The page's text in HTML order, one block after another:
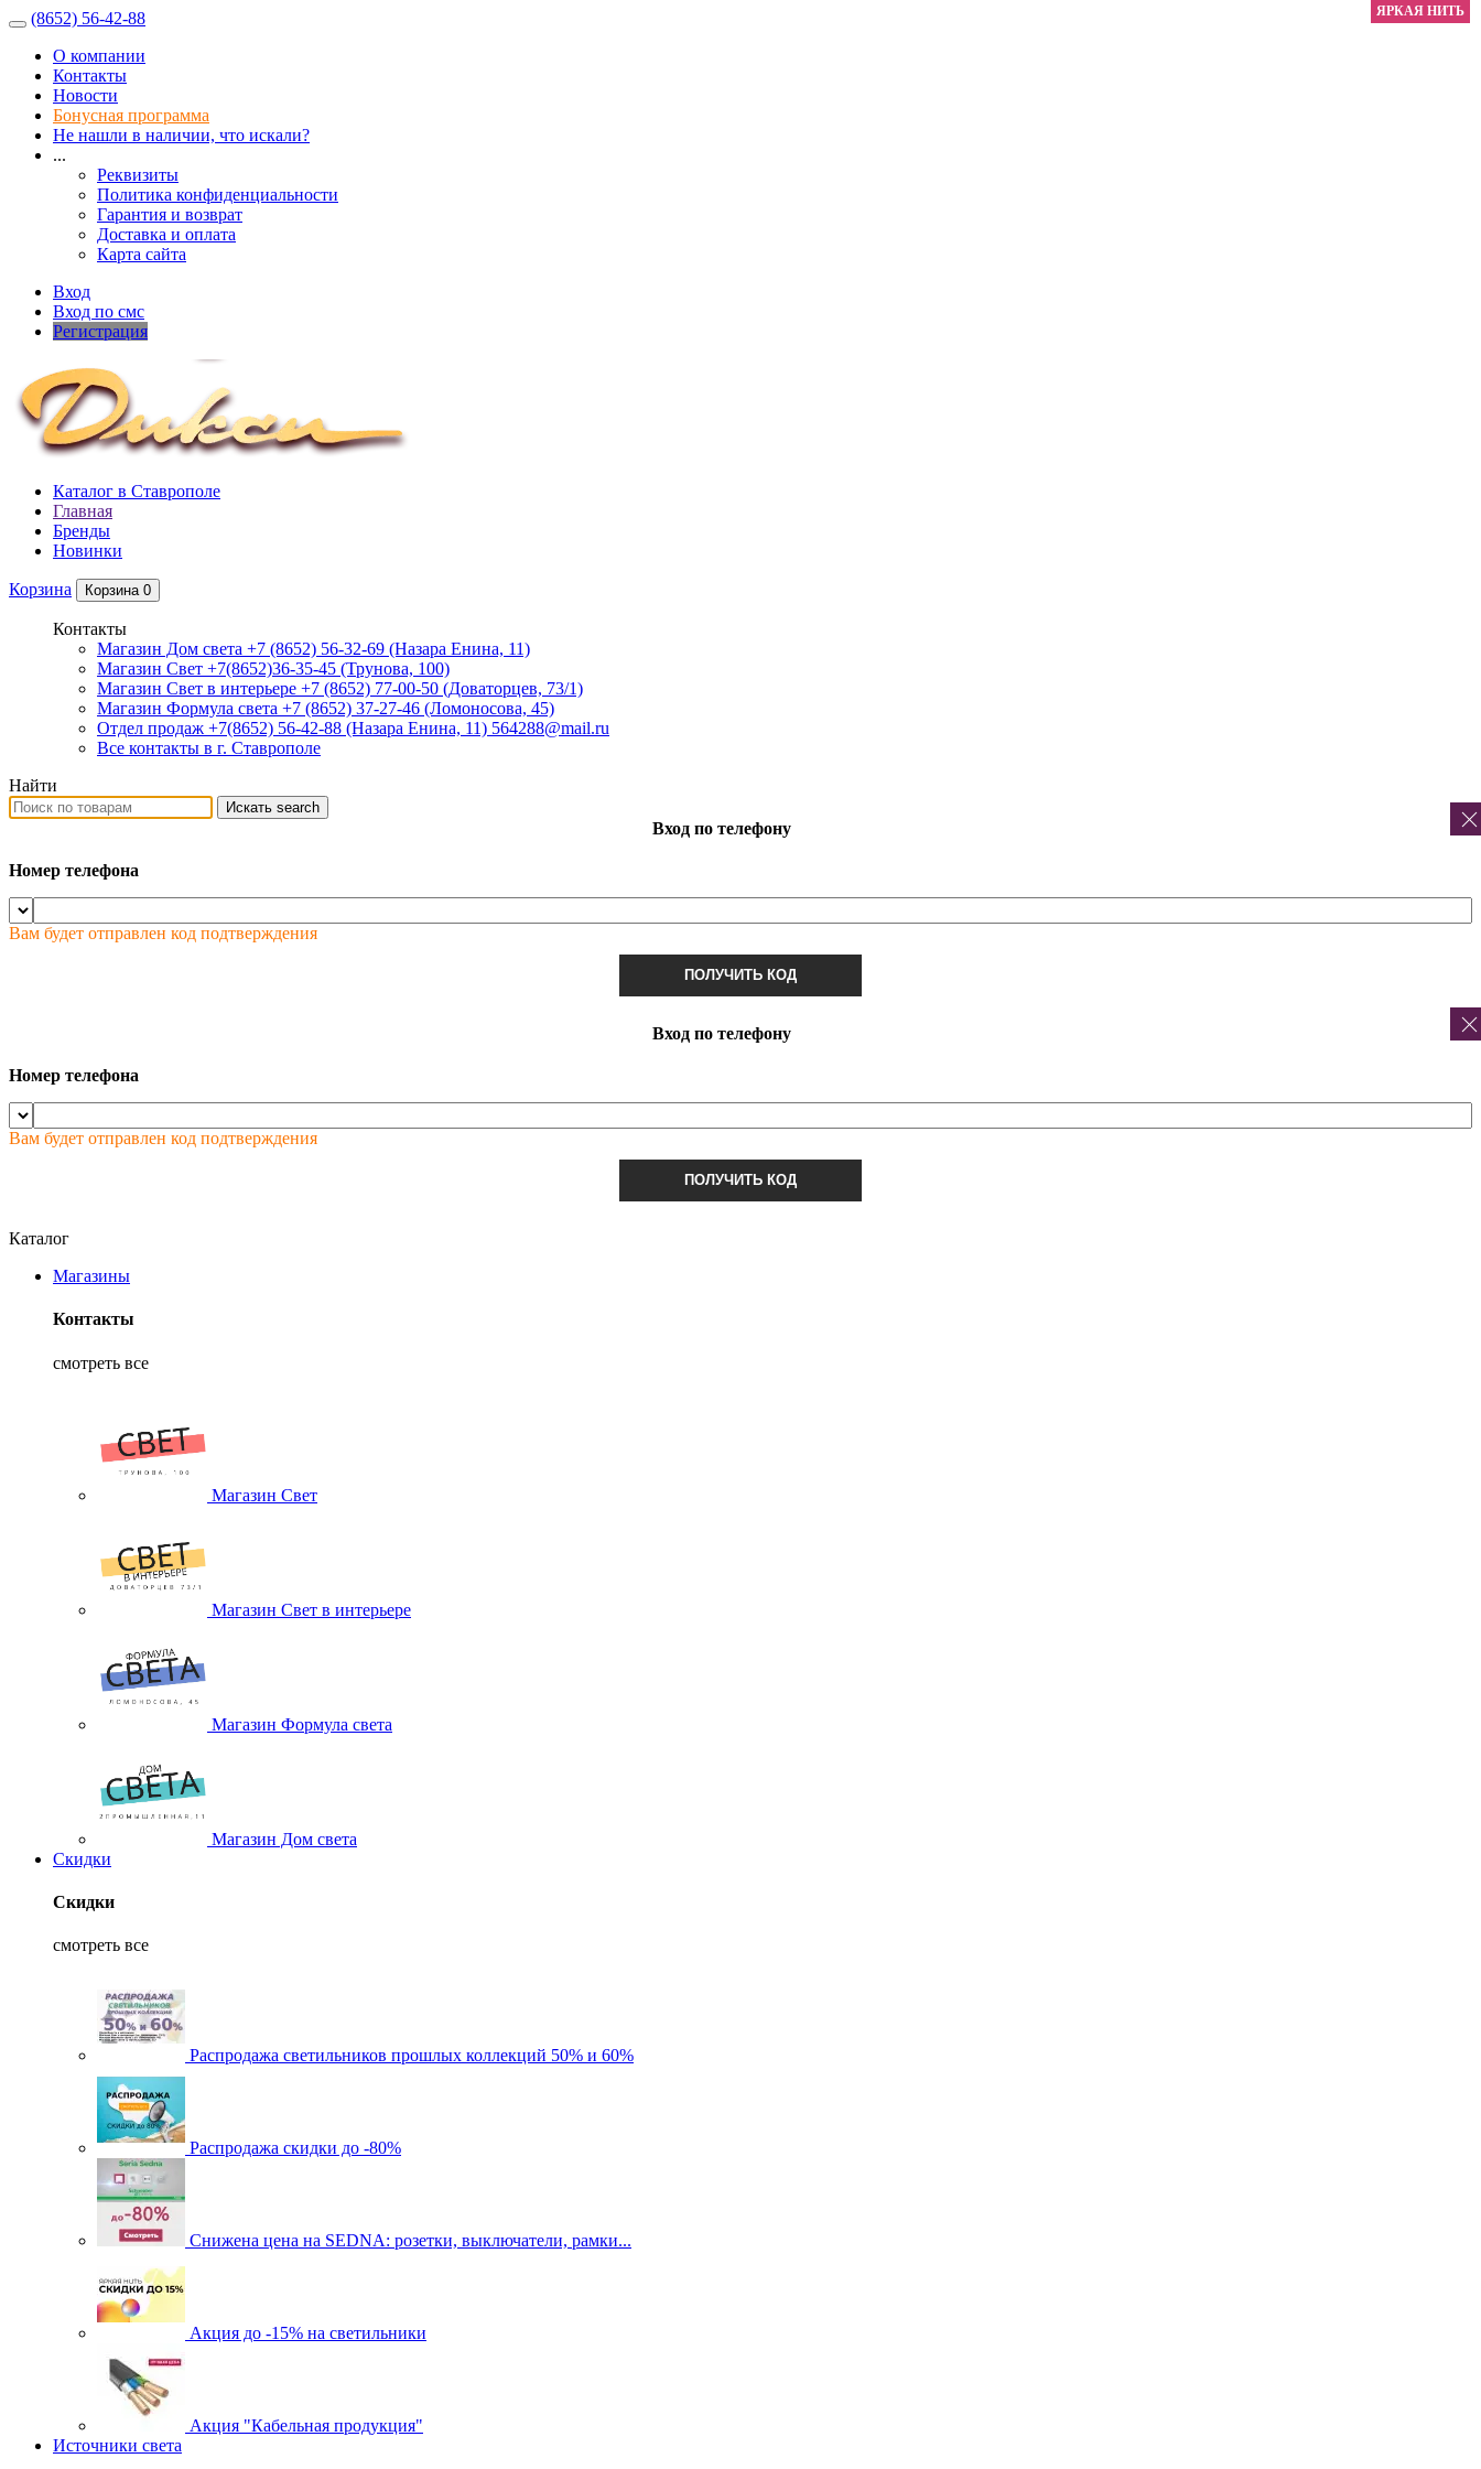
(8652) 56-42-88
О компании
Контакты
Новости
Бонусная программа
Не нашли в наличии, что искали?
...
Реквизиты
Политика конфиденциальности
Гарантия и возврат
Доставка и оплата
Карта сайта
Вход
Вход по смс
Регистрация
Каталог в Ставрополе
Главная
Бренды
Новинки
Корзина Корзина 0
Контакты
Магазин Дом света +7 (8652) 56-32-69 (Назара Енина, 11)
Магазин Свет +7(8652)36-35-45 (Трунова, 100)
Магазин Свет в интерьере +7 (8652) 77-00-50 (Доваторцев, 73/1)
Магазин Формула света +7 (8652) 37-27-46 (Ломоносова, 45)
Отдел продаж +7(8652) 56-42-88 (Назара Енина, 11) 564288@mail.ru
Все контакты в г. Ставрополе
Найти
Искать search
Вход по телефону
Номер телефона
Вам будет отправлен код подтверждения
ПОЛУЧИТЬ КОД
Вход по телефону
Номер телефона
Вам будет отправлен код подтверждения
ПОЛУЧИТЬ КОД
Каталог
Магазины
Контакты
смотреть все
Магазин Свет
Магазин Свет в интерьере
Магазин Формула света
Магазин Дом света
Скидки
Скидки
смотреть все
Распродажа светильников прошлых коллекций 50% и 60%
Распродажа скидки до -80%
Cнижена цена на SEDNA: розетки, выключатели, рамки...
Акция до -15% на светильники
Акция "Кабельная продукция"
Источники света
ЯРКАЯ НИТЬ
ЯРКАЯ НИТЬ